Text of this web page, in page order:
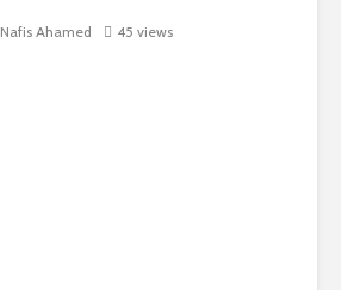
Nafis Ahamed 45 views